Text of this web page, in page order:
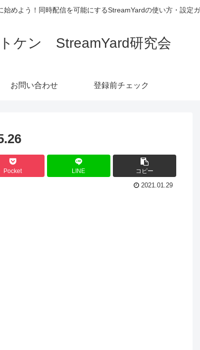
始めよう！同時配信を可能にするStreamYardの使い方・設定
ケン StreamYard研究会
お問い合わせ 登録前チェック
Pocket LINE コピー
2021.01.29